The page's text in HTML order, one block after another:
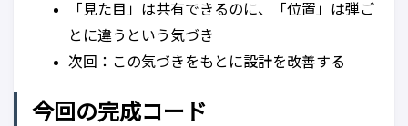
「見た目」は共有できるのに、「位置」は弾ご
とに違うという気づき
次回：この気づきをもとに設計を改善する
今回の完成コード